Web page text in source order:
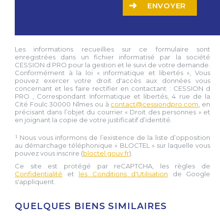
ENVOYER
Les informations recueillies sur ce formulaire sont
enregistrées dans un fichier informatisé par la société
CESSION d PRO pour la gestion et le suivi de votre demande.
Conformément à la loi « informatique et libertés », Vous
pouvez exercer votre droit d'accès aux données vous
concernant et les faire rectifier en contactant : CESSION d
PRO
, Correspondant Informatique et libertés,4 rue de la
Cité Foulc 30000 Nîmes ou à contact@cessiondpro.com , en
précisant dans l’objet du courrier « Droit des personnes » et
en joignant la copie de votre justificatif d’identité.
¹ Nous vous informons de l’existence de la liste d’opposition
au démarchage téléphonique « BLOCTEL » sur laquelle vous
pouvez vous inscrire (bloctel.gouv.fr).
Ce site est protégé par reCAPTCHA, les règles de
Confidentialité et les Conditions d'Utilisation de Google
s'appliquent.
QUELQUES BIENS SIMILAIRES